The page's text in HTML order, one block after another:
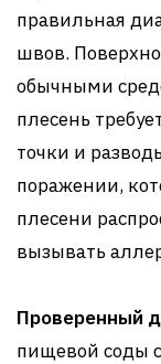
правильная
швов.
обычными
плесень
точки и
поражении,
плесени
вызывать
Проверенный
пищевой соды